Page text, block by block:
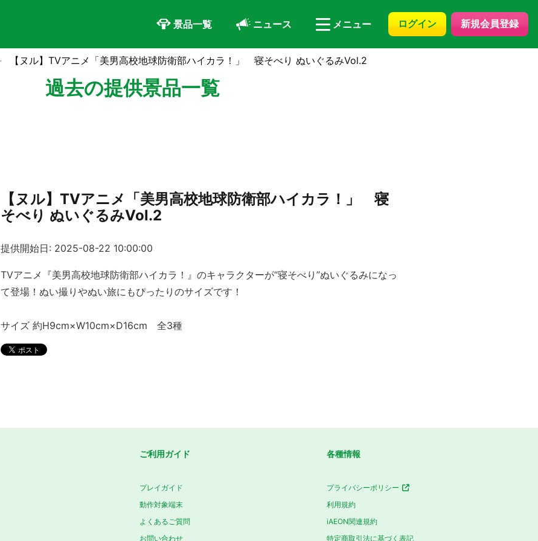
景品一覧 ニュース メニュー ログイン 新規会員登録
【ヌル】TVアニメ「美男高校地球防衛部ハイカラ！」 寝そべり ぬいぐるみVol.2
過去の提供景品一覧
【ヌル】TVアニメ「美男高校地球防衛部ハイカラ！」 寝
そべり ぬいぐるみVol.2
提供開始日: 2025-08-22 10:00:00
TVアニメ『美男高校地球防衛部ハイカラ！』のキャラクターが“寝そべり”ぬいぐるみになっ
て登場！ぬい撮りやぬい旅にもぴったりのサイズです！
サイズ 約H9cm×W10cm×D16cm 全3種
ご利用ガイド
プレイガイド
動作対象端末
よくあるご質問
お問い合わせ
各種情報
プライバシーポリシー
利用規約
iAEON関連規約
特定商取引法に基づく表記